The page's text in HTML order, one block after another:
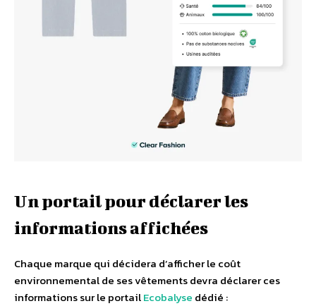
Un portail pour déclarer les
informations affichées
Chaque marque qui décidera d’afficher le coût
environnemental de ses vêtements devra déclarer ces
informations sur le portailEcobalyse dédié :